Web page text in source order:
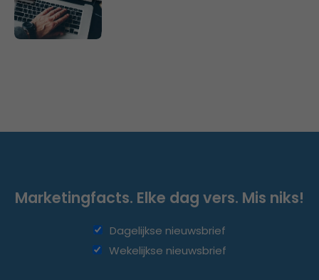
Marketingfacts. Elke dag vers. Mis niks!
Dagelijkse nieuwsbrief
Wekelijkse nieuwsbrief